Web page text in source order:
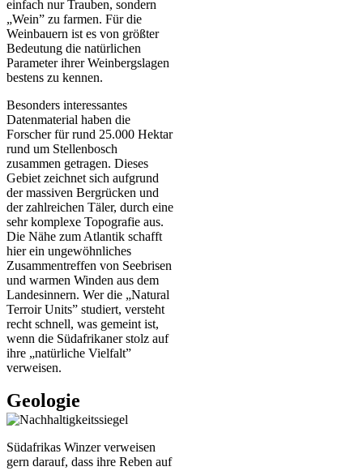
einfach nur Trauben, sondern
„Wein” zu farmen. Für die
Weinbauern ist es von größter
Bedeutung die natürlichen
Parameter ihrer Weinbergslagen
bestens zu kennen.
Besonders interessantes
Datenmaterial haben die
Forscher für rund 25.000 Hektar
rund um Stellenbosch
zusammen getragen. Dieses
Gebiet zeichnet sich aufgrund
der massiven Bergrücken und
der zahlreichen Täler, durch eine
sehr komplexe Topografie aus.
Die Nähe zum Atlantik schafft
hier ein ungewöhnliches
Zusammentreffen von Seebrisen
und warmen Winden aus dem
Landesinnern. Wer die „Natural
Terroir Units” studiert, versteht
recht schnell, was gemeint ist,
wenn die Südafrikaner stolz auf
ihre „natürliche Vielfalt”
verweisen.
Geologie
Südafrikas Winzer verweisen
gern darauf, dass ihre Reben auf